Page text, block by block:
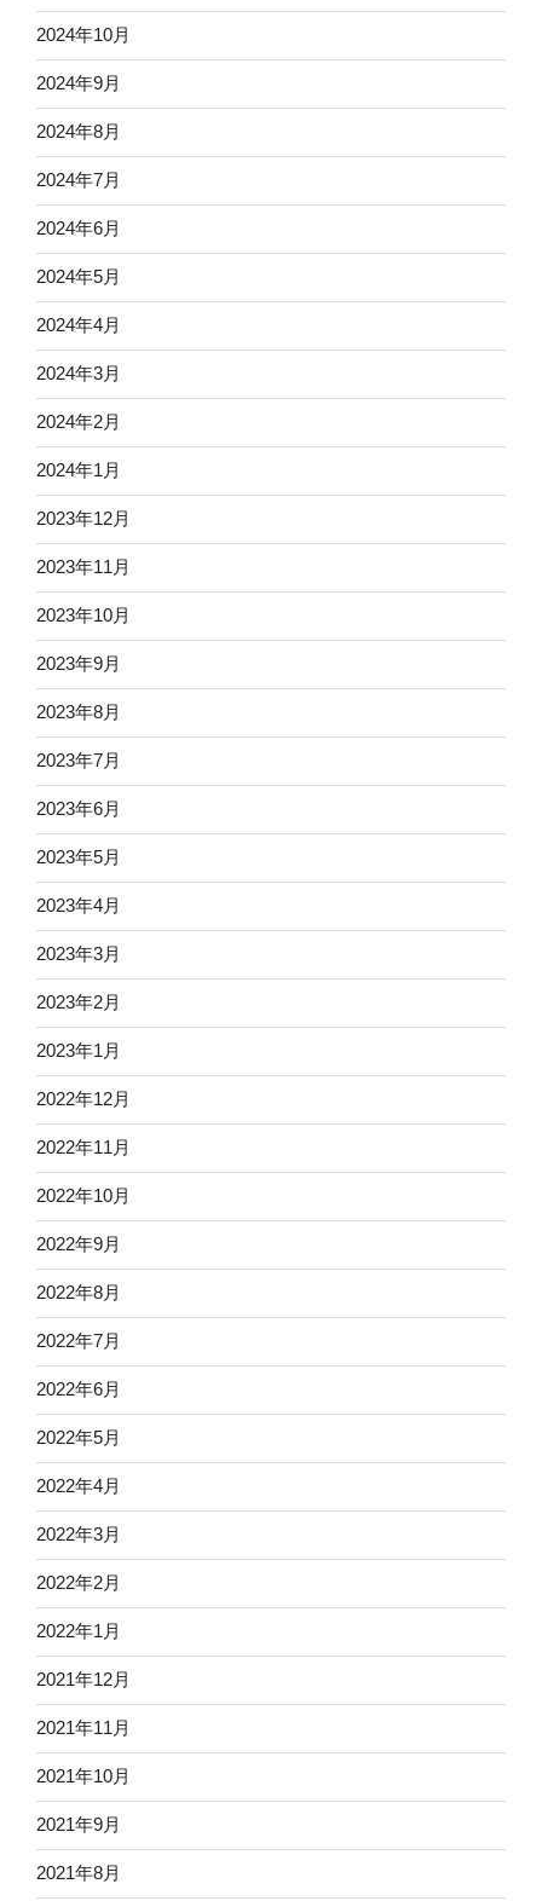
2024年10月
2024年9月
2024年8月
2024年7月
2024年6月
2024年5月
2024年4月
2024年3月
2024年2月
2024年1月
2023年12月
2023年11月
2023年10月
2023年9月
2023年8月
2023年7月
2023年6月
2023年5月
2023年4月
2023年3月
2023年2月
2023年1月
2022年12月
2022年11月
2022年10月
2022年9月
2022年8月
2022年7月
2022年6月
2022年5月
2022年4月
2022年3月
2022年2月
2022年1月
2021年12月
2021年11月
2021年10月
2021年9月
2021年8月